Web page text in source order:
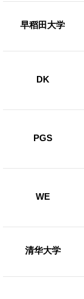
早稻田大学
DK
PGS
WE
清华大学